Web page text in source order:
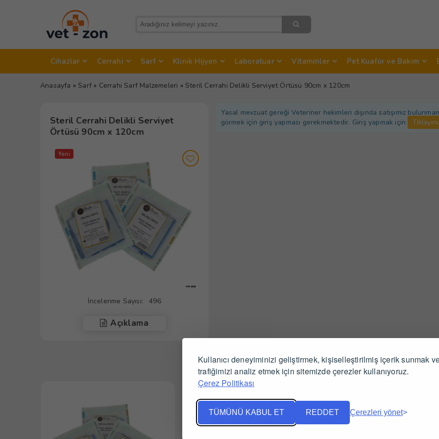
Kullanıcı deneyiminizi geliştirmek, kişiselleştirilmiş içerik sunmak
trafiğimizi analiz etmek için sitemizde çerezler kullanıyoruz.
Çerez Politikası
TÜMÜNÜ KABUL ET REDDET Çerezleri yönet
Cihazlar Cerrahi Sarf Klinik Hijyen Laboratuar Vitaminler Pet Kuaför ve Bakım
Anasayfa » Sarf » Cerrahi Sarf Malzemeleri » Steril Cerrahi Delikli Serviyet Örtüsü 90cm x 120cm
Steril Cerrahi Delikli Serviyet
Örtüsü 90cm x 120cm
Yeni
İncelenme Sayısı: 496
Açıklama
Yasal mevzuat gereği Veteriner hekimleri dışında satışımız
görmek için giriş yapması gerekmektedir. Giriş yapmak için
İlgili Ürünler